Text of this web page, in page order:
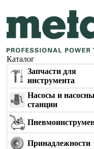
Каталог
Запчасти для
инструмента
Насосы и
станции
Принадлежности